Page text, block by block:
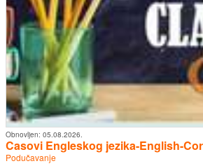
Obnovljen: 05.08.2026.
Casovi Engleskog jezika-English-
Podučavanje